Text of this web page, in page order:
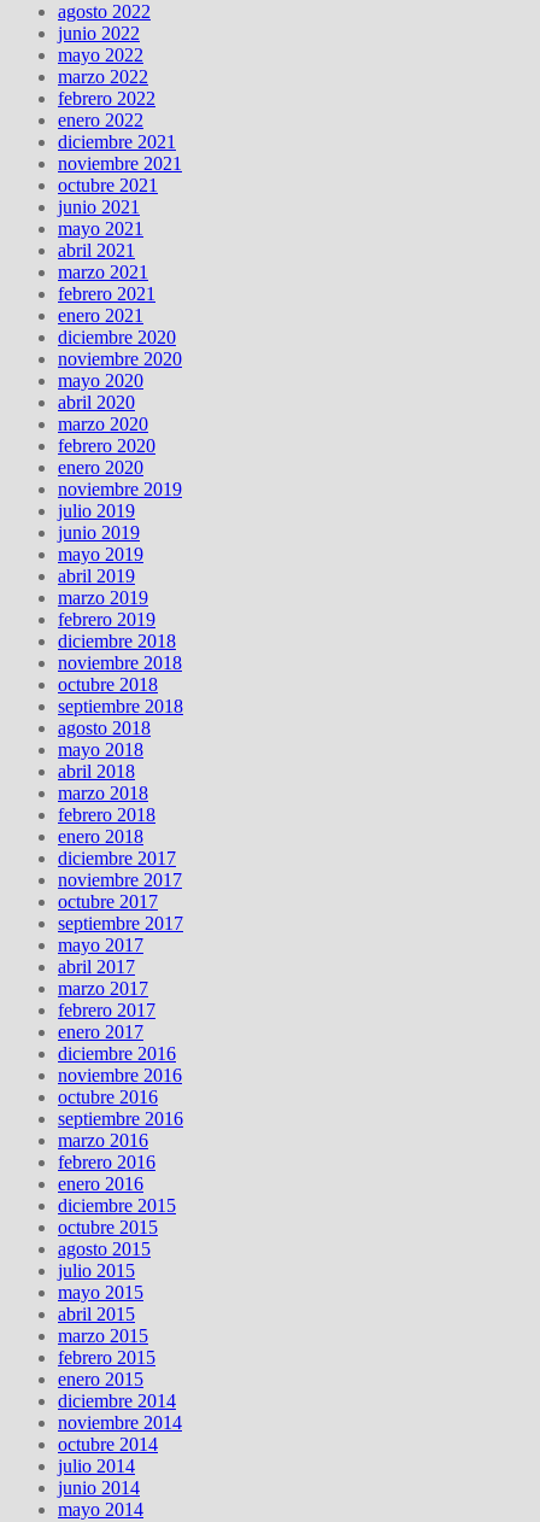
agosto 2022
junio 2022
mayo 2022
marzo 2022
febrero 2022
enero 2022
diciembre 2021
noviembre 2021
octubre 2021
junio 2021
mayo 2021
abril 2021
marzo 2021
febrero 2021
enero 2021
diciembre 2020
noviembre 2020
mayo 2020
abril 2020
marzo 2020
febrero 2020
enero 2020
noviembre 2019
julio 2019
junio 2019
mayo 2019
abril 2019
marzo 2019
febrero 2019
diciembre 2018
noviembre 2018
octubre 2018
septiembre 2018
agosto 2018
mayo 2018
abril 2018
marzo 2018
febrero 2018
enero 2018
diciembre 2017
noviembre 2017
octubre 2017
septiembre 2017
mayo 2017
abril 2017
marzo 2017
febrero 2017
enero 2017
diciembre 2016
noviembre 2016
octubre 2016
septiembre 2016
marzo 2016
febrero 2016
enero 2016
diciembre 2015
octubre 2015
agosto 2015
julio 2015
mayo 2015
abril 2015
marzo 2015
febrero 2015
enero 2015
diciembre 2014
noviembre 2014
octubre 2014
julio 2014
junio 2014
mayo 2014